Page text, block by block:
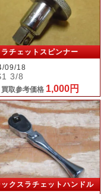
ラチェットスピンナー
09/18
3/8
買取参考価格 1,000円
ックスラチェットハンドル